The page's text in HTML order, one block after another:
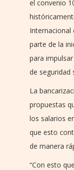
el convenio
parte de la
para
de seguridad
La
propuestas
los salarios
que esto
de manera
“Con esto